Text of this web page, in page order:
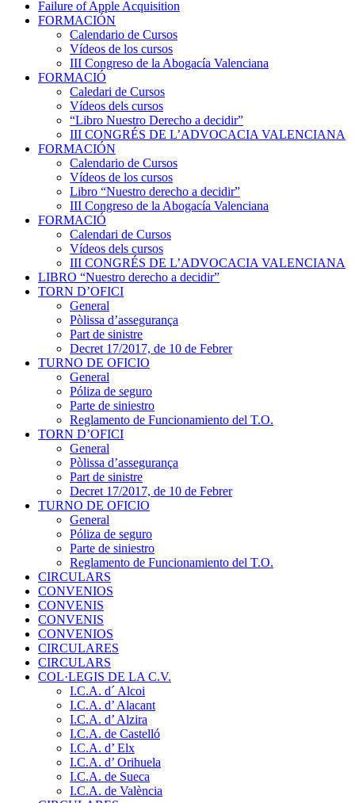
Failure of Apple Acquisition
FORMACIÓN
Calendario de Cursos
Vídeos de los cursos
III Congreso de la Abogacía Valenciana
FORMACIÓ
Caledari de Cursos
Vídeos dels cursos
“Libro Nuestro Derecho a decidir”
III CONGRÉS DE L’ADVOCACIA VALENCIANA
FORMACIÓN
Calendario de Cursos
Vídeos de los cursos
Libro “Nuestro derecho a decidir”
III Congreso de la Abogacía Valenciana
FORMACIÓ
Calendari de Cursos
Vídeos dels cursos
III CONGRÉS DE L’ADVOCACIA VALENCIANA
LIBRO “Nuestro derecho a decidir”
TORN D’OFICI
General
Pòlissa d’assegurança
Part de sinistre
Decret 17/2017, de 10 de Febrer
TURNO DE OFICIO
General
Póliza de seguro
Parte de siniestro
Reglamento de Funcionamiento del T.O.
TORN D’OFICI
General
Pòlissa d’assegurança
Part de sinistre
Decret 17/2017, de 10 de Febrer
TURNO DE OFICIO
General
Póliza de seguro
Parte de siniestro
Reglamento de Funcionamiento del T.O.
CIRCULARS
CONVENIOS
CONVENIS
CONVENIS
CONVENIOS
CIRCULARES
CIRCULARS
COL·LEGIS DE LA C.V.
I.C.A. d´ Alcoi
I.C.A. d’ Alacant
I.C.A. d’ Alzira
I.C.A. de Castelló
I.C.A. d’ Elx
I.C.A. d’ Orihuela
I.C.A. de Sueca
I.C.A. de València